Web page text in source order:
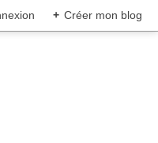
+ Créer mon blog